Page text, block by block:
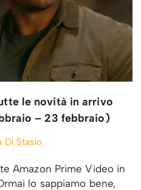
le novità in arrivo
– 23 febbraio)
Di Stasio
Amazon Prime Video in
lo sappiamo bene,